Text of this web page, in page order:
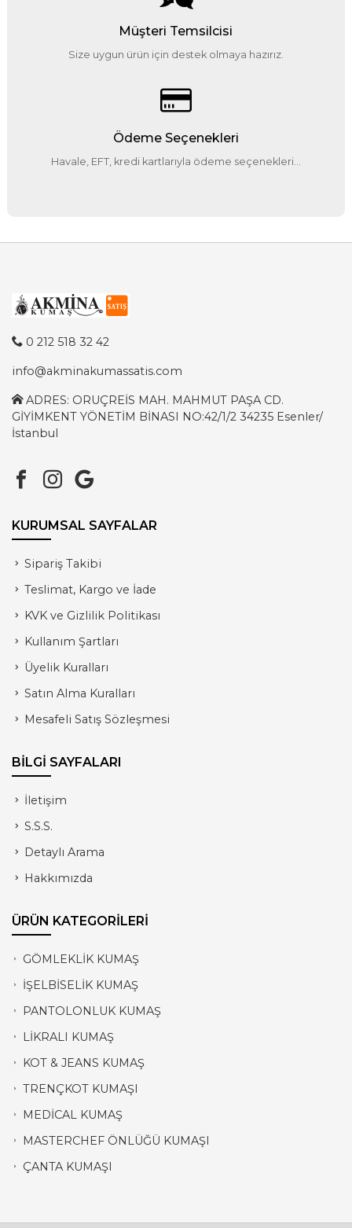
Müşteri Temsilcisi
Size uygun ürün için destek olmaya hazırız.
Ödeme Seçenekleri
Havale, EFT, kredi kartlarıyla ödeme seçenekleri...
0 212 518 32 42
info@akminakumassatis.com
ADRES: ORUÇREİS MAH. MAHMUT PAŞA CD.
GİYİMKENT YÖNETİM BİNASI NO:42/1/2 34235 Esenler/
İstanbul
KURUMSAL SAYFALAR
Sipariş Takibi
Teslimat, Kargo ve İade
KVK ve Gizlilik Politikası
Kullanım Şartları
Üyelik Kuralları
Satın Alma Kuralları
Mesafeli Satış Sözleşmesi
BİLGİ SAYFALARI
İletişim
S.S.S.
Detaylı Arama
Hakkımızda
ÜRÜN KATEGORİLERİ
GÖMLEKLİK KUMAŞ
İŞELBİSELİK KUMAŞ
PANTOLONLUK KUMAŞ
LİKRALI KUMAŞ
KOT & JEANS KUMAŞ
TRENÇKOT KUMAŞI
MEDİCAL KUMAŞ
MASTERCHEF ÖNLÜĞÜ KUMAŞI
ÇANTA KUMAŞI